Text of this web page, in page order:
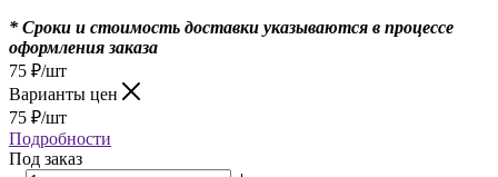
* Сроки и стоимость доставки указываются в процессе
оформления заказа
75 ₽/шт
Варианты цен
75 ₽/шт
Подробности
Под заказ